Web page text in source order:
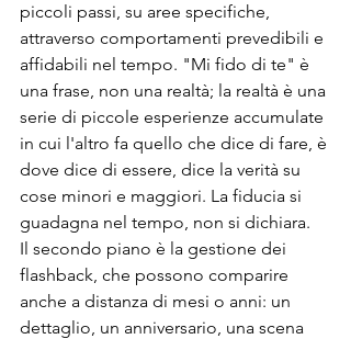
piccoli passi, su aree specifiche,
attraverso comportamenti prevedibili e
affidabili nel tempo. "Mi fido di te" è
una frase, non una realtà; la realtà è una
serie di piccole esperienze accumulate
in cui l'altro fa quello che dice di fare, è
dove dice di essere, dice la verità su
cose minori e maggiori. La fiducia si
guadagna nel tempo, non si dichiara.
Il secondo piano è la gestione dei
flashback, che possono comparire
anche a distanza di mesi o anni: un
dettaglio, un anniversario, una scena